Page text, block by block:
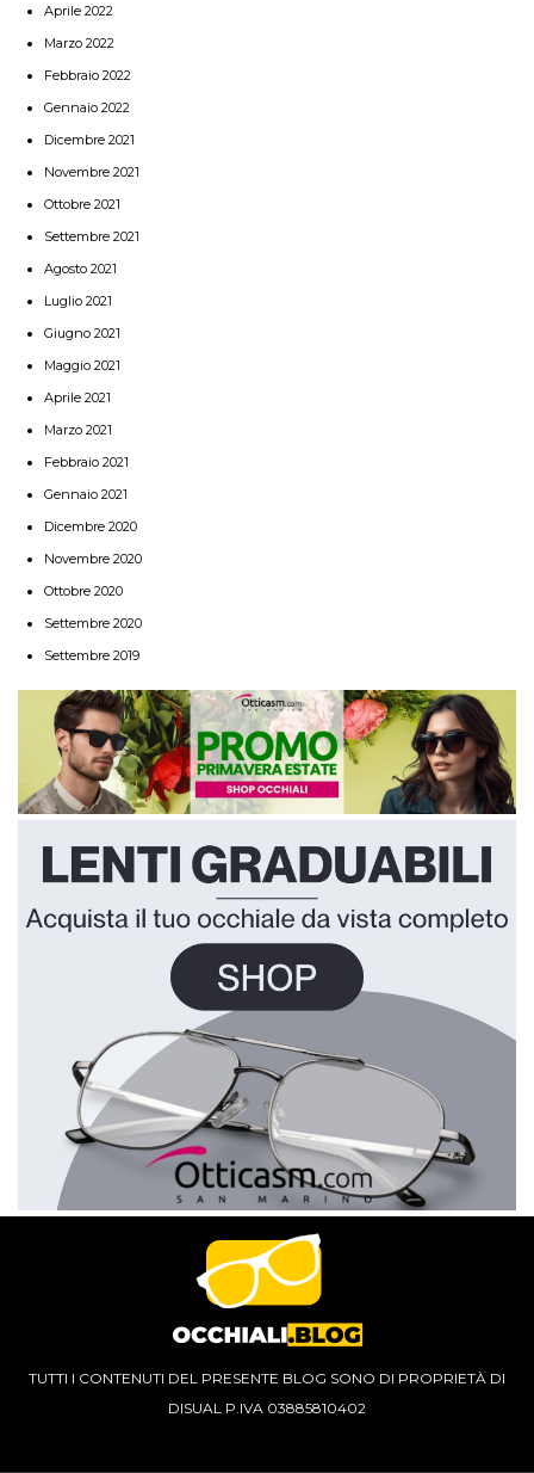
Aprile 2022
Marzo 2022
Febbraio 2022
Gennaio 2022
Dicembre 2021
Novembre 2021
Ottobre 2021
Settembre 2021
Agosto 2021
Luglio 2021
Giugno 2021
Maggio 2021
Aprile 2021
Marzo 2021
Febbraio 2021
Gennaio 2021
Dicembre 2020
Novembre 2020
Ottobre 2020
Settembre 2020
Settembre 2019
TUTTI I CONTENUTI DEL PRESENTE BLOG SONO DI PROPRIETÀ DI
DISUAL P.IVA 03885810402